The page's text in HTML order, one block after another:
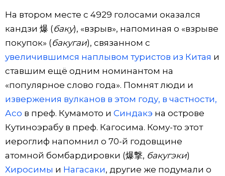
На втором месте с 4929 голосами оказался
кандзи 爆 (баку), «взрыв», напоминая о «взрыве
покупок» (бакугаи), связанном с
увеличившимся наплывом туристов из Китая и
ставшим ещё одним номинантом на
«популярное слово года». Помнят люди и
извержения вулканов в этом году, в частности,
Асо в преф. Кумамото и Синдакэ на острове
Кутиноэрабу в преф. Кагосима. Кому-то этот
иероглиф напомнил о 70-й годовщине
атомной бомбардировки (爆撃, бакугэки)
Хиросимы и Нагасаки, другие же подумали о